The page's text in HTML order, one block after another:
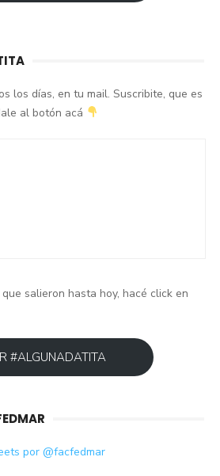
los días, en tu mail. Suscribite, que es
al botón acá
salieron hasta hoy, hacé click en
#ALGUNADATITA
por @facfedmar